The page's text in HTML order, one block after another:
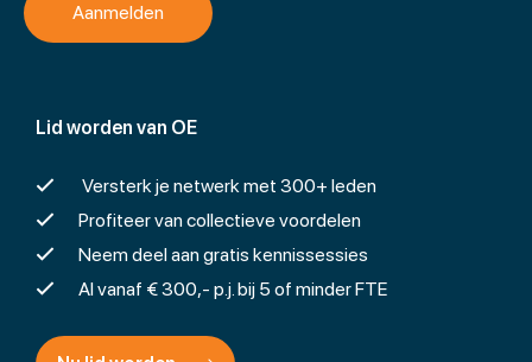
Lid worden van OE
Versterk je netwerk met 300+ leden
Profiteer van collectieve voordelen
Neem deel aan gratis kennissessies
Al vanaf € 300,- p.j. bij 5 of minder FTE